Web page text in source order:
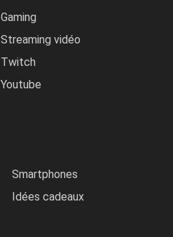
Gaming
Streaming vidéo
Twitch
Youtube
Smartphones
Idées cadeaux